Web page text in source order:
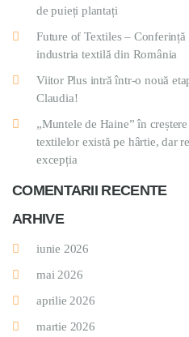
de puieți plantați
Future of Textiles –
industria textilă din România
Viitor Plus intră într-o nouă
Claudia!
„Muntele de Haine” în
textilelor există pe hârtie, dar
excepția
COMENTARII RECENTE
ARHIVE
iunie 2026
mai 2026
aprilie 2026
martie 2026